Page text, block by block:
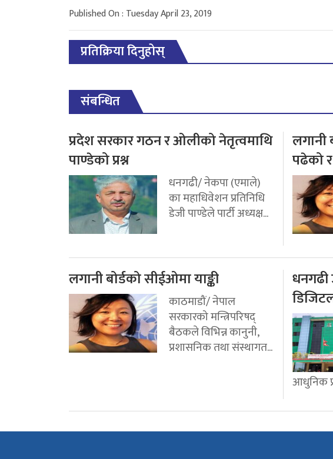
Published On : Tuesday April 23, 2019
प्रतिक्रिया दिनुहोस्
संबन्धित
प्रदेश सरकार गठन र ओलीको नेतृत्वमाथि
पाण्डेको प्रश्न
धनगढी/ नेकपा (एमाले)
का महाधिवेशन प्रतिनिधि
डेजी पाण्डेले पार्टी अध्यक्ष...
लगानी
पढेको
लगानी बोर्डको सीईओमा याङ्की
काठमाडौं/ नेपाल
सरकारको मन्त्रिपरिषद्
बैठकले विभिन्न कानुनी,
प्रशासनिक तथा संस्थागत...
आधुनिक